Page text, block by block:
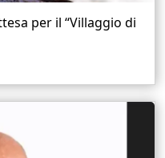
per il “Villaggio di